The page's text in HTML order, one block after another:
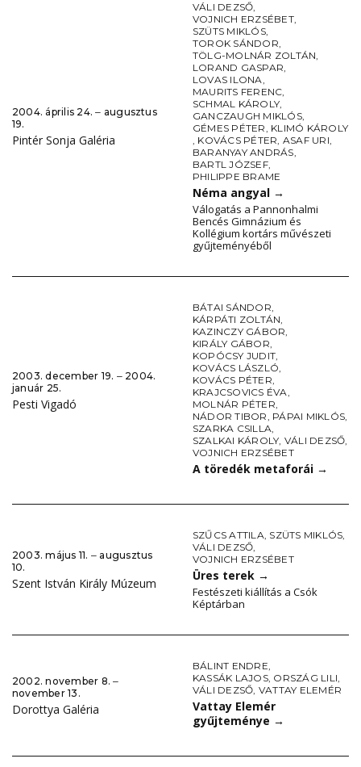
2004. április 24. ‒ augusztus
19.
Pintér Sonja Galéria
VÁLI DEZSŐ,
VOJNICH ERZSÉBET,
SZÜTS MIKLÓS,
TOROK SÁNDOR,
TÖLG-MOLNÁR ZOLTÁN,
LORAND GASPAR,
LOVAS ILONA,
MAURITS FERENC,
SCHMAL KÁROLY,
GANCZAUGH MIKLÓS,
GÉMES PÉTER, KLIMÓ KÁROLY
, KOVÁCS PÉTER, ASAF URI,
BARANYAY ANDRÁS,
BARTL JÓZSEF,
PHILIPPE BRAME
Néma angyal →
Válogatás a Pannonhalmi
Bencés Gimnázium és
Kollégium kortárs művészeti
gyűjteményéből
2003. december 19. ‒ 2004.
január 25.
Pesti Vigadó
BÁTAI SÁNDOR,
KÁRPÁTI ZOLTÁN,
KAZINCZY GÁBOR,
KIRÁLY GÁBOR,
KOPÓCSY JUDIT,
KOVÁCS LÁSZLÓ,
KOVÁCS PÉTER,
KRAJCSOVICS ÉVA,
MOLNÁR PÉTER,
NÁDOR TIBOR, PÁPAI MIKLÓS,
SZARKA CSILLA,
SZALKAI KÁROLY, VÁLI DEZSŐ,
VOJNICH ERZSÉBET
A töredék metaforái →
2003. május 11. ‒ augusztus
10.
Szent István Király Múzeum
SZŰCS ATTILA, SZÜTS MIKLÓS,
VÁLI DEZSŐ,
VOJNICH ERZSÉBET
Üres terek →
Festészeti kiállítás a Csók
Képtárban
2002. november 8. ‒
november 13.
Dorottya Galéria
BÁLINT ENDRE,
KASSÁK LAJOS, ORSZÁG LILI,
VÁLI DEZSŐ, VATTAY ELEMÉR
Vattay Elemér
gyűjteménye →